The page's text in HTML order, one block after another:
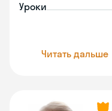
Уроки
Читать дальше